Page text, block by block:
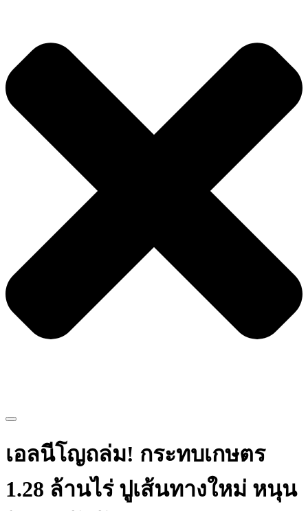
เอลนีโญถล่ม! กระทบเกษตร
1.28 ล้านไร่ ปูเส้นทางใหม่ หนุน